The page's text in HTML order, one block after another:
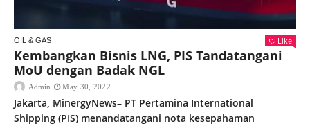
OIL & GAS Like
Kembangkan Bisnis LNG, PIS Tandatangani
MoU dengan Badak NGL
Admin May 30, 2022
Jakarta, MinergyNews– PT Pertamina International
Shipping (PIS) menandatangani nota kesepahaman